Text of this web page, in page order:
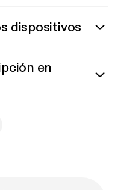
dispositivos
en